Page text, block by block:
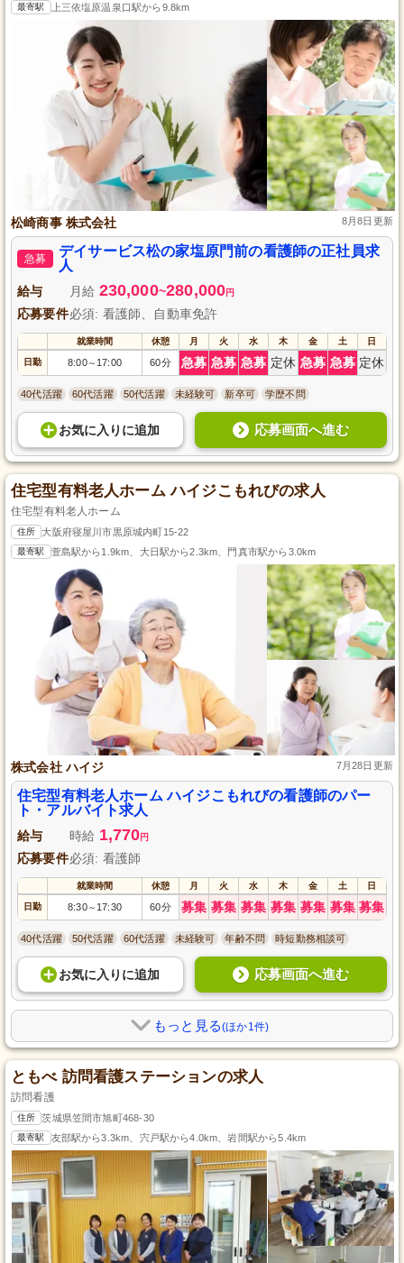
最寄駅 上三依塩原温泉口駅から9.8km
松崎商事 株式会社 8月8日更新
急募
デイサービス松の家塩原門前の看護師の正社員求
人
給与 月給 230,000~280,000円
応募要件必須: 看護師、自動車免許
就業時間 休憩 月 火 水 木 金 土 日
日勤 8:00～ 17:00 60分 急募 急募 急募 定休 急募 急募 定休
40代活躍 60代活躍 50代活躍 未経験可 新卒可 学歴不問
お気に入り に追加 応募画面へ進む
住宅型有料老人ホーム ハイジこもれびの求人
住宅型有料老人ホーム
住所 大阪府寝屋川市黒原城内町15-22
最寄駅 萱島駅から1.9km、大日駅から2.3km、門真市駅から3.0km
株式会社 ハイジ 7月28日更新
住宅型有料老人ホーム ハイジこもれびの看護師のパー
ト・アルバイト求人
給与 時給 1,770円
応募要件必須: 看護師
就業時間 休憩 月 火 水 木 金 土 日
日勤 8:30～ 17:30 60分 募集 募集 募集 募集 募集 募集 募集
40代活躍 50代活躍 60代活躍 未経験可 年齢不問 時短勤務相談可
お気に入り に追加 応募画面へ進む
もっと見る(ほか1件)
ともべ 訪問看護ステーションの求人
訪問看護
住所 茨城県笠間市旭町468-30
最寄駅 友部駅から3.3km、宍戸駅から4.0km、岩間駅から5.4km